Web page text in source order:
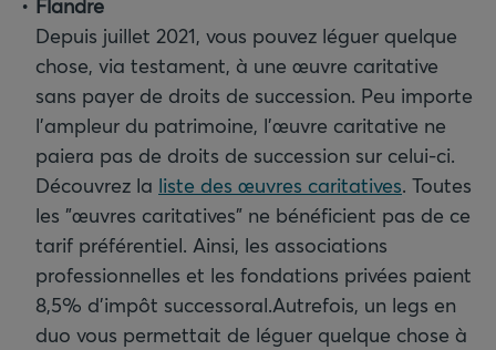
Flandre
Depuis juillet 2021, vous pouvez léguer quelque
chose, via testament, à une œuvre caritative
sans payer de droits de succession. Peu importe
l'ampleur du patrimoine, l'œuvre caritative ne
paiera pas de droits de succession sur celui-ci.
Découvrez la liste des œuvres caritatives. Toutes
les "œuvres caritatives" ne bénéficient pas de ce
tarif préférentiel. Ainsi, les associations
professionnelles et les fondations privées paient
8,5% d’impôt successoral.Autrefois, un legs en
duo vous permettait de léguer quelque chose à